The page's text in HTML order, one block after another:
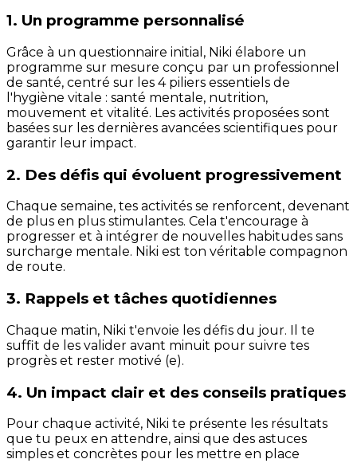
1. Un programme personnalisé
Grâce à un questionnaire initial, Niki élabore un
programme sur mesure conçu par un professionnel
de santé, centré sur les 4 piliers essentiels de
l'hygiène vitale : santé mentale, nutrition,
mouvement et vitalité. Les activités proposées sont
basées sur les dernières avancées scientifiques pour
garantir leur impact.
2. Des défis qui évoluent progressivement
Chaque semaine, tes activités se renforcent, devenant
de plus en plus stimulantes. Cela t'encourage à
progresser et à intégrer de nouvelles habitudes sans
surcharge mentale. Niki est ton véritable compagnon
de route.
3. Rappels et tâches quotidiennes
Chaque matin, Niki t'envoie les défis du jour. Il te
suffit de les valider avant minuit pour suivre tes
progrès et rester motivé (e).
4. Un impact clair et des conseils pratiques
Pour chaque activité, Niki te présente les résultats
que tu peux en attendre, ainsi que des astuces
simples et concrètes pour les mettre en place